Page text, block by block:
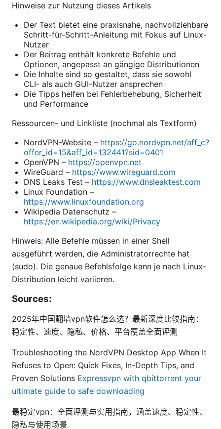
Hinweise zur Nutzung dieses Artikels
Der Text bietet eine praxisnahe, nachvollziehbare
Schritt-für-Schritt-Anleitung mit Fokus auf Linux-
Nutzer
Der Beitrag enthält konkrete Befehle und
Optionen, angepasst an gängige Distributionen
Die Inhalte sind so gestaltet, dass sie sowohl
CLI- als auch GUI-Nutzer ansprechen
Die Tipps helfen bei Fehlerbehebung, Sicherheit
und Performance
Ressourcen- und Linkliste (nochmal als Textform)
NordVPN-Website – https://go.nordvpn.net/aff_c?
offer_id=15&aff_id=132441?sid=0401
OpenVPN – https://openvpn.net
WireGuard – https://www.wireguard.com
DNS Leaks Test – https://www.dnsleaktest.com
Linux Foundation –
https://www.linuxfoundation.org
Wikipedia Datenschutz –
https://en.wikipedia.org/wiki/Privacy
Hinweis: Alle Befehle müssen in einer Shell
ausgeführt werden, die Administratorrechte hat
(sudo). Die genaue Befehlsfolge kann je nach Linux-
Distribution leicht variieren.
Sources:
2025年中国翻墙vpn软件怎么选？最新深度比较指南：
稳定性、速度、隐私、价格、平台覆盖全面评测
Troubleshooting the NordVPN Desktop App When It
Refuses to Open: Quick Fixes, In-Depth Tips, and
Proven Solutions Expressvpn with qbittorrent your
ultimate guide to safe downloading
最稳定vpn：全面评测与实用指南，涵盖速度、稳定性、
隐私与使用场景